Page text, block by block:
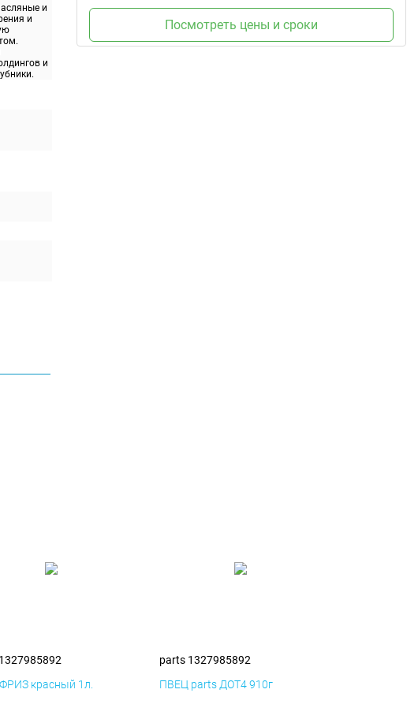
и
и
и
Посмотреть цены и сроки
красный 1л.
parts 1327985892
ПВЕЦ parts ДОТ4 910г